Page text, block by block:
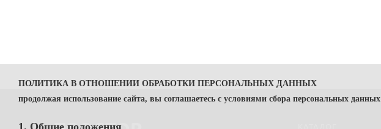
ПОЛИТИКА В ОТНОШЕНИИ ОБРАБОТКИ ПЕРСОНАЛЬНЫХ ДАННЫХ
продолжая использование сайта, вы соглашаетесь с условиями сбора персональных данных
1. Общие положения